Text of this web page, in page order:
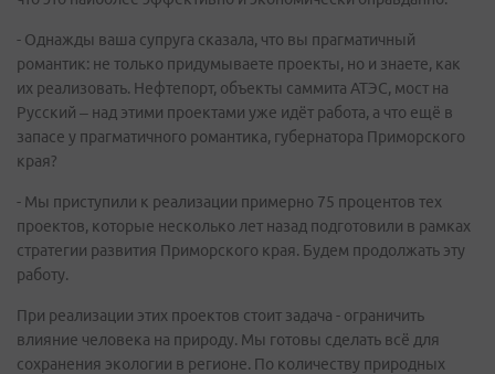
- Однажды ваша супруга сказала, что вы прагматичный
романтик: не только придумываете проекты, но и знаете, как
их реализовать. Нефтепорт, объекты саммита АТЭС, мост на
Русский – над этими проектами уже идёт работа, а что ещё в
запасе у прагматичного романтика, губернатора Приморского
края?
- Мы приступили к реализации примерно 75 процентов тех
проектов, которые несколько лет назад подготовили в рамках
стратегии развития Приморского края. Будем продолжать эту
работу.
При реализации этих проектов стоит задача - ограничить
влияние человека на природу. Мы готовы сделать всё для
сохранения экологии в регионе. По количеству природных